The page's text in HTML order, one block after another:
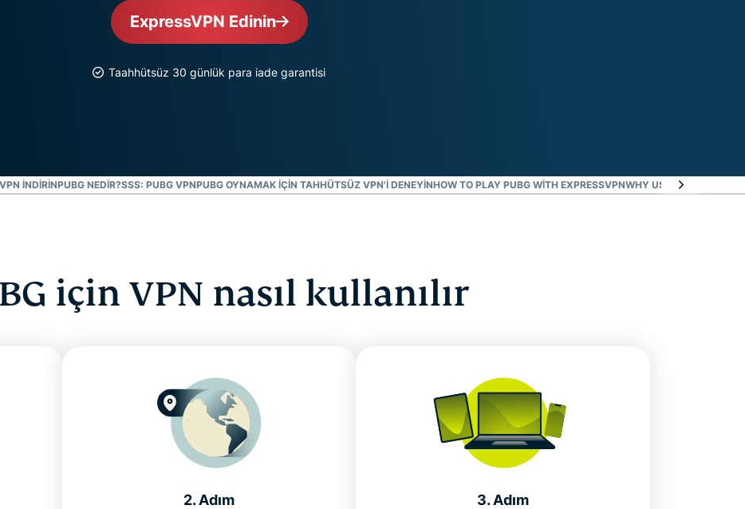
Defender
Kimlik
kimlik takibi
paket
ExpressVPN Edinin
Taahhütsüz 30 günlük para iade garantisi
INDIRINPUBG NEDIR?SSS: PUBG VPNPUBG OYNAMAK IÇIN TAHHÜTSÜZ VPN'I DENEYINHOW TO PLAY PUBG WITH EXPRESSVPNWHY USE EXPRESSVPN
için VPN nasıl kullanılır
2. Adım 3. Adım